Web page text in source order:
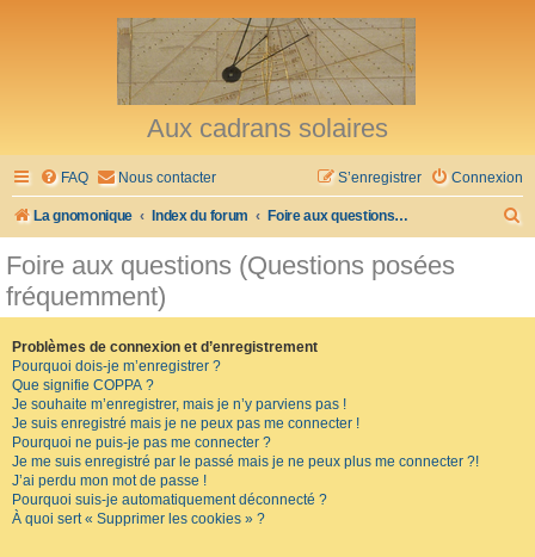
Aux cadrans solaires
FAQ Nous contacter Connexion
S’enregistrer
La gnomonique Index du forum Foire aux questions (Questions posées fréquemment)
Foire aux questions (Questions posées
fréquemment)
Problèmes de connexion et d’enregistrement
Pourquoi dois-je m’enregistrer ?
Que signifie COPPA ?
Je souhaite m’enregistrer, mais je n’y parviens pas !
Je suis enregistré mais je ne peux pas me connecter !
Pourquoi ne puis-je pas me connecter ?
Je me suis enregistré par le passé mais je ne peux plus me connecter ?!
J’ai perdu mon mot de passe !
Pourquoi suis-je automatiquement déconnecté ?
À quoi sert « Supprimer les cookies » ?